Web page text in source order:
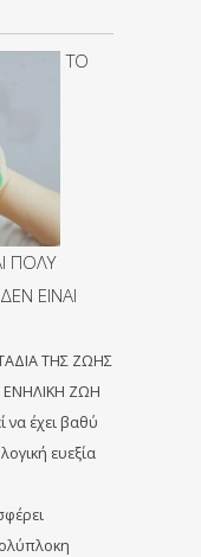
ΤΟ
ΠΟΛΥ
ΕΙΝΑΙ
ΤΗΣ ΖΩΗΣ
ΖΩΗ
έχει βαθύ
ευεξία